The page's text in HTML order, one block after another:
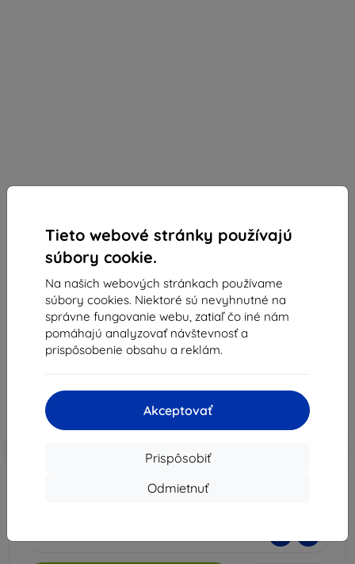
Tieto webové stránky používajú
súbory cookie.
Na našich webových stránkach používame
súbory cookies. Niektoré sú nevyhnutné na
správne fungovanie webu, zatiaľ čo iné nám
pomáhajú analyzovať návštevnosť a
prispôsobenie obsahu a reklám.
Akceptovať
Prispôsobiť
Odmietnuť
3mk Folia ARC+ Huawei Nova 9 Fullscreen Film
Vhodné pre: Huawei Nova 9
Popis a špecifikácia
9,90 €
8,92 €
Cena bez DPH
- +